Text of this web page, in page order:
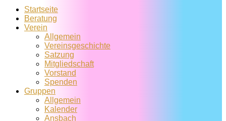
Startseite
Beratung
Verein
Allgemein
Vereins­geschichte
Satzung
Mitglied­schaft
Vorstand
Spenden
Gruppen
Allgemein
Kalender
Ansbach